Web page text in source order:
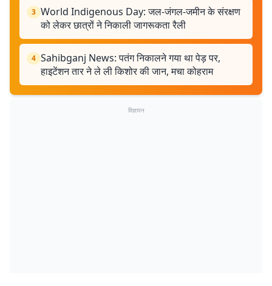
3 World Indigenous Day: जल-जंगल-जमीन के संरक्षण
को लेकर छात्रों ने निकाली जागरूकता रैली
4 Sahibganj News: पतंग निकालने गया था पेड़ पर,
हाइटेंशन तार ने ले ली किशोर की जान, मचा कोहराम
विज्ञापन